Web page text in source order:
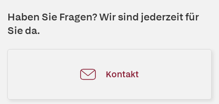
Haben Sie Fragen? Wir sind jederzeit für
Sie da.
Kontakt